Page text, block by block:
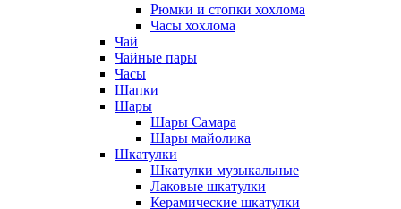
Рюмки и стопки хохлома
Часы хохлома
Чай
Чайные пары
Часы
Шапки
Шары
Шары Самара
Шары майолика
Шкатулки
Шкатулки музыкальные
Лаковые шкатулки
Керамические шкатулки